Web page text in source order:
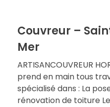
Couvreur –
Mer
ARTISANCOUVREUR
prend en main tous
spécialisé dans : La
rénovation de toiture